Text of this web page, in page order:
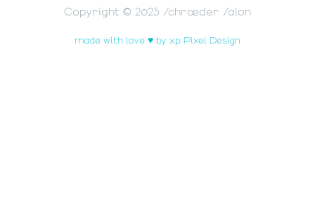
Copyright © 2025 Schrœder Salon
made with love ♥ by xp Pixel Design